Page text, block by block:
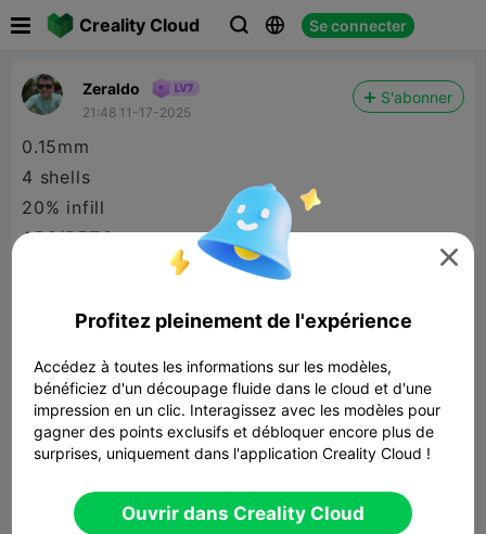
Creality Cloud   Se connecter
Zeraldo
21:48 11-17-2025
S'abonner
0.15mm
4 shells
20% infill
ABS/PETG
better :)

Profitez pleinement de l'expérience
Accédez à toutes les informations sur les modèles,
bénéficiez d'un découpage fluide dans le cloud et d'une
impression en un clic. Interagissez avec les modèles pour
gagner des points exclusifs et débloquer encore plus de
surprises, uniquement dans l'application Creality Cloud !
Ouvrir dans Creality Cloud